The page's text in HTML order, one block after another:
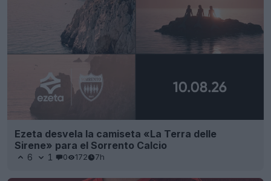
Ezeta desvela la camiseta «La Terra delle
Sirene» para el Sorrento Calcio
6 1 0 172 7h